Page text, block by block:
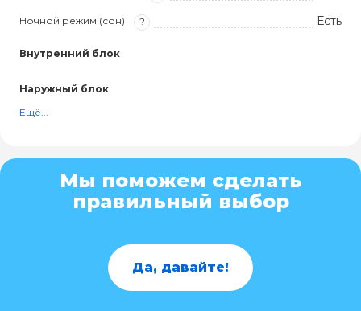
Ночной режим (сон) ? Есть
Внутренний блок
Наружный блок
Ещё...
Мы поможем сделать
правильный выбор
Да, давайте!